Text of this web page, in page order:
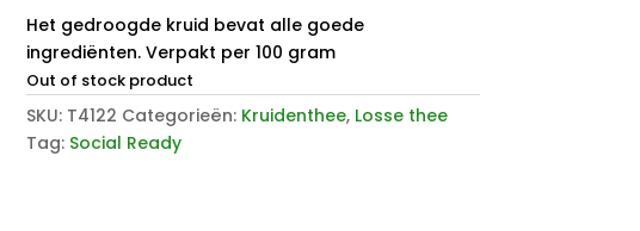
Het gedroogde kruid bevat alle goede
ingrediënten. Verpakt per 100 gram
Out of stock product
SKU: T4122 Categorieën: Kruidenthee, Losse thee
Tag: Social Ready